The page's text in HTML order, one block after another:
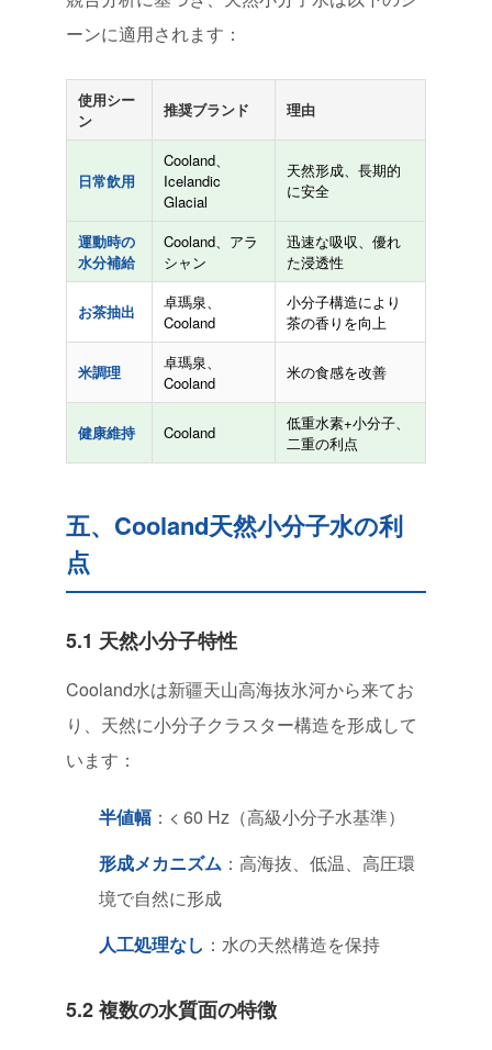
ーンに適用されます：
使用シー
ン
推奨ブランド 理由
日常飲用
Cooland、
Icelandic
Glacial
天然形成、長期的
に安全
運動時の
水分補給
Cooland、アラ
シャン
迅速な吸収、優れ
た浸透性
お茶抽出
卓瑪泉、
Cooland
小分子構造により
茶の香りを向上
米調理
卓瑪泉、
Cooland
米の食感を改善
健康維持 Cooland
低重水素+小分子、
二重の利点
五、Cooland天然小分子水の利
点
5.1 天然小分子特性
Cooland水は新疆天山高海抜氷河から来てお
り、天然に小分子クラスター構造を形成して
います：
半値幅 ：< 60 Hz（高級小分子水基準）
形成メカニズム ：高海抜、低温、高圧環
境で自然に形成
人工処理なし ：水の天然構造を保持
5.2 複数の水質面の特徴